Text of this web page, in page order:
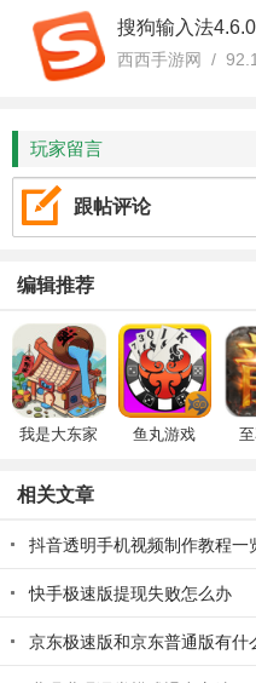
搜狗输入法
西西手游网 /
玩家留言
跟帖评论
编辑推荐
我是大东家 鱼丸游戏
相关文章
抖音透明手机视频制作教程一
快手极速版提现失败怎么办
京东极速版和京东普通版有什